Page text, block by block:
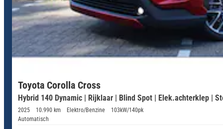
Toyota Corolla Cross
Hybrid 140 Dynamic | Rijklaar | Blind Spot | Elek.achterklep |
2025 10.990 km Elektro/Benzine
103kW/140pk
Automatisch